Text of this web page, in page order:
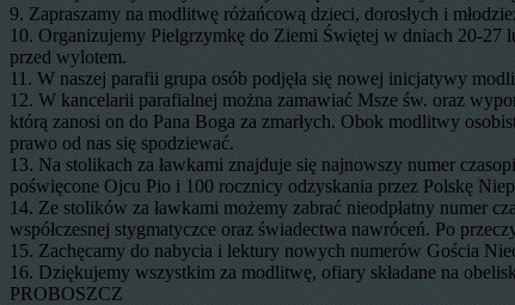
9. Zapraszamy na modlitwę różańcową dzieci, dorosłych i
10. Organizujemy Pielgrzymkę do Ziemi Świętej w dniach 20-27
przed wylotem.
11. W naszej parafii grupa osób podjęła się nowej inicjatywy
12. W kancelarii parafialnej można zamawiać Msze św. oraz
którą zanosi on do Pana Boga za zmarłych. Obok modlitwy
prawo od nas się spodziewać.
13. Na stolikach za ławkami znajduje się najnowszy numer
poświęcone Ojcu Pio i 100 rocznicy odzyskania przez Polskę
14. Ze stolików za ławkami możemy zabrać nieodpłatny numer
współczesnej stygmatyczce oraz świadectwa nawróceń. Po
15. Zachęcamy do nabycia i lektury nowych numerów Gościa
16. Dziękujemy wszystkim za modlitwę, ofiary składane na
PROBOSZCZ